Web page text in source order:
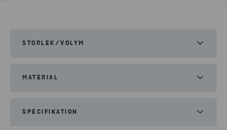
STORLEK/VOLYM
MATERIAL
SPECIFIKATION